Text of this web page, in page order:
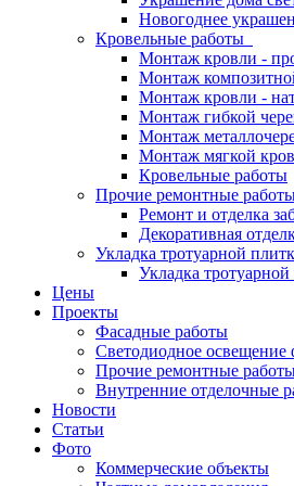
Новогоднее
Кровельные работы
Монтаж кровли -
Монтаж
Монтаж кровли -
Монтаж гибкой
Монтаж
Монтаж мягкой
Кровельные работы
Прочие ремонтные
Ремонт и отделка
Декоративная
Укладка тротуарной
Укладка
Цены
Проекты
Фасадные работы
Светодиодное освещение
Прочие ремонтные
Внутренние отделочные
Новости
Статьи
Фото
Коммерческие объекты